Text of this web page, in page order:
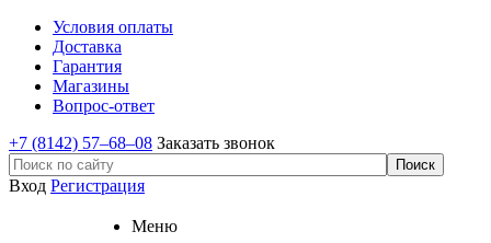
Условия оплаты
Доставка
Гарантия
Магазины
Вопрос-ответ
+7 (8142) 57–68–08 Заказать звонок
Вход Регистрация
Меню